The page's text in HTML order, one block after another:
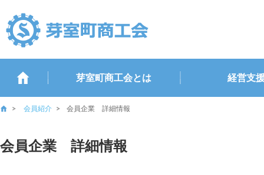
芽室町商工会とは 経営支
会員紹介 会員企業 詳細情報
会員企業 詳細情報